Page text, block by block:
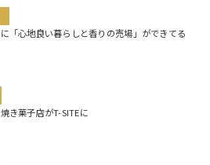
「心地良い暮らしと香りの売場」ができてる
き菓子店がT-SITEに